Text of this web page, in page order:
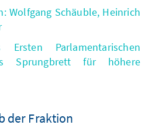
Wolfgang Schäuble, Heinrich
Parlamentarischen
Sprungbrett für höhere
der Fraktion